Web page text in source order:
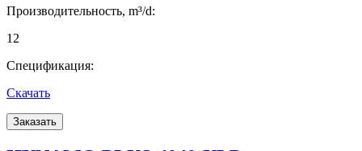
Производительность, m³/d:
12
Спецификация:
Скачать
Заказать